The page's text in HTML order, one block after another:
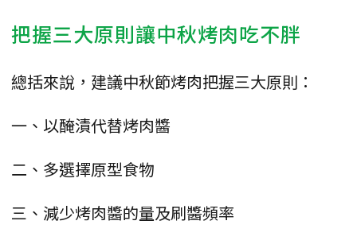
把握三大原則讓中秋烤肉吃不胖
總括來說，建議中秋節烤肉把握三大原則：
一、以醃漬代替烤肉醬
二、多選擇原型食物
三、減少烤肉醬的量及刷醬頻率